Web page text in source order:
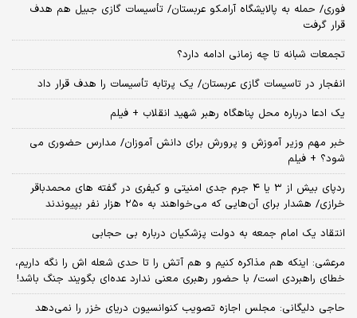
فوری/ حمله به پالایشگاه آرامکو عربستان/ تأسیسات گازی جبیل هم هدف
قرار گرفت
تجمعات شبانه تا چه زمانی ادامه دارد؟
انفجار در تاسیسات گازی عربستان/ یک پرتابه تأسیسات را هدف قرار داد
یک ادعا درباره محل پناهگاه‌ رهبر شهید انقلاب + فیلم
خبر مهم وزیر آموزش و پرورش برای دانش آموزان/ مدارس حضوری می
شود؟ + فیلم
ردپای بیش از ۳ یا ۴ جرم جدی امنیتی و کیفری در گفته های محمدباقر
خرازی/ هشدار برای آن‌هایی که می‌خواهند به ۲۵۰ هزار نفر بپیوندند
انتقاد یک امام جمعه به دولت پزشکیان درباره بی حجابی
مرعشی: اینکه هم مذاکره کنیم و هم آتش را تا حدی شعله اش را نگه داریم،
خطای راهبردی است/ با حضور رهبری معنی ندارد عده‌ای بگویند جنگ باشد!
حاجی دلیگانی: مجلس اجازه تصویب کنوانسیون دریای خزر را نمی‌دهد